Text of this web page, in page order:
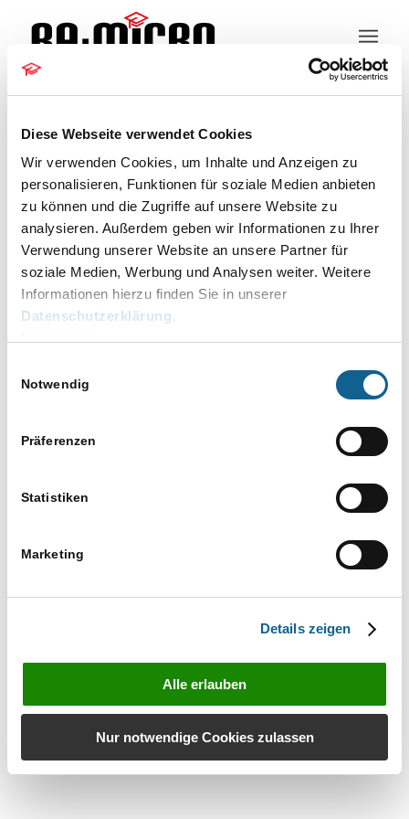
Diese Webseite verwendet Cookies
Wir verwenden Cookies, um Inhalte und Anzeigen zu
personalisieren, Funktionen für soziale Medien anbieten
zu können und die Zugriffe auf unsere Website zu
analysieren. Außerdem geben wir Informationen zu Ihrer
Verwendung unserer Website an unsere Partner für
soziale Medien, Werbung und Analysen weiter. Weitere
Informationen hierzu finden Sie in unserer
Datenschutzerklärung.
Notwendig
Präferenzen
Statistiken
Marketing
Details zeigen
Alle erlauben
Nur notwendige Cookies zulassen
Aktualisierungen: März
2024
26.03.2024 – Version 2024.03.002
11.03.2024 – Datenupdate